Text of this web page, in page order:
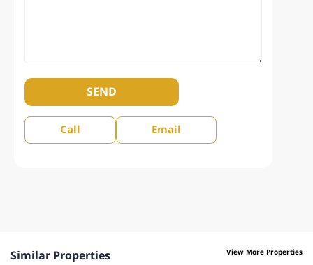
SEND
Call Email
Similar Properties View More Properties